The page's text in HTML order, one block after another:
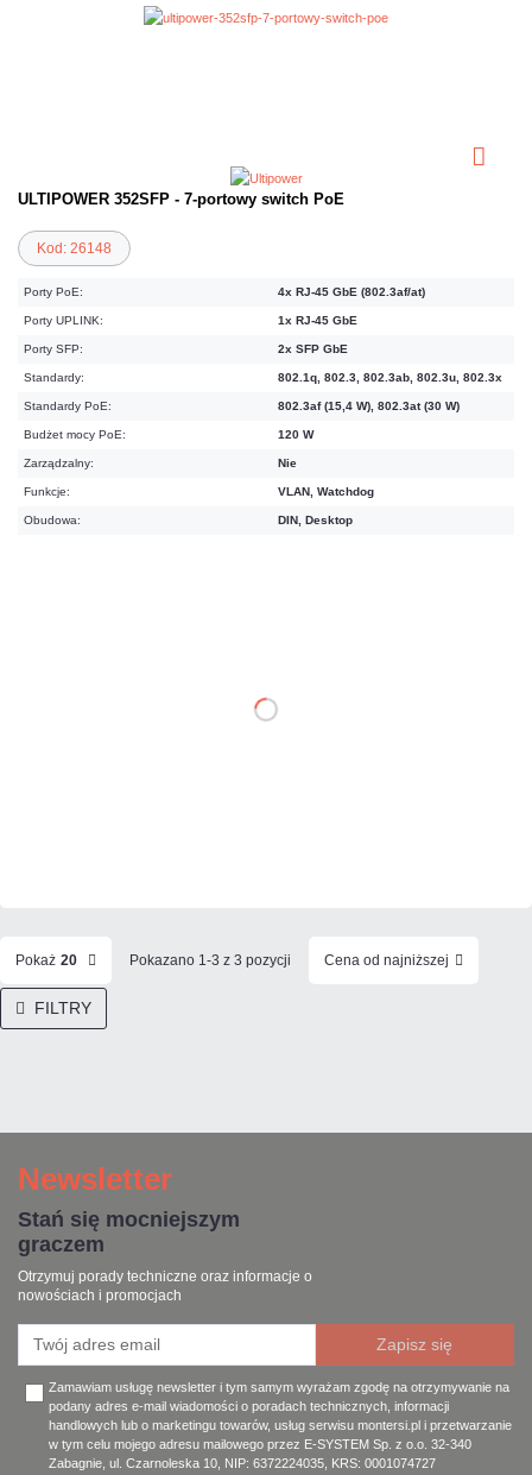
ULTIPOWER 352SFP - 7-portowy switch PoE
Kod: 26148
Porty PoE: 4x RJ-45 GbE (802.3af/at)
Porty UPLINK: 1x RJ-45 GbE
Porty SFP: 2x SFP GbE
Standardy: 802.1q, 802.3, 802.3ab, 802.3u, 802.3x
Standardy PoE: 802.3af (15,4 W), 802.3at (30 W)
Budżet mocy PoE: 120 W
Zarządzalny: Nie
Funkcje: VLAN, Watchdog
Obudowa: DIN, Desktop
DO KOSZYKA
Pokaż 20 Pokazano 1-3 z 3 pozycji Cena od najniższej
FILTRY
Newsletter
Stań się mocniejszym
graczem
Otrzymuj porady techniczne oraz informacje o
nowościach i promocjach
Zamawiam usługę newsletter i tym samym wyrażam zgodę na otrzymywanie na
podany adres e-mail wiadomości o poradach technicznych, informacji
handlowych lub o marketingu towarów, usług serwisu montersi.pl i przetwarzanie
w tym celu mojego adresu mailowego przez E-SYSTEM Sp. z o.o. 32-340
Zabagnie, ul. Czarnoleska 10, NIP: 6372224035, KRS: 0001074727